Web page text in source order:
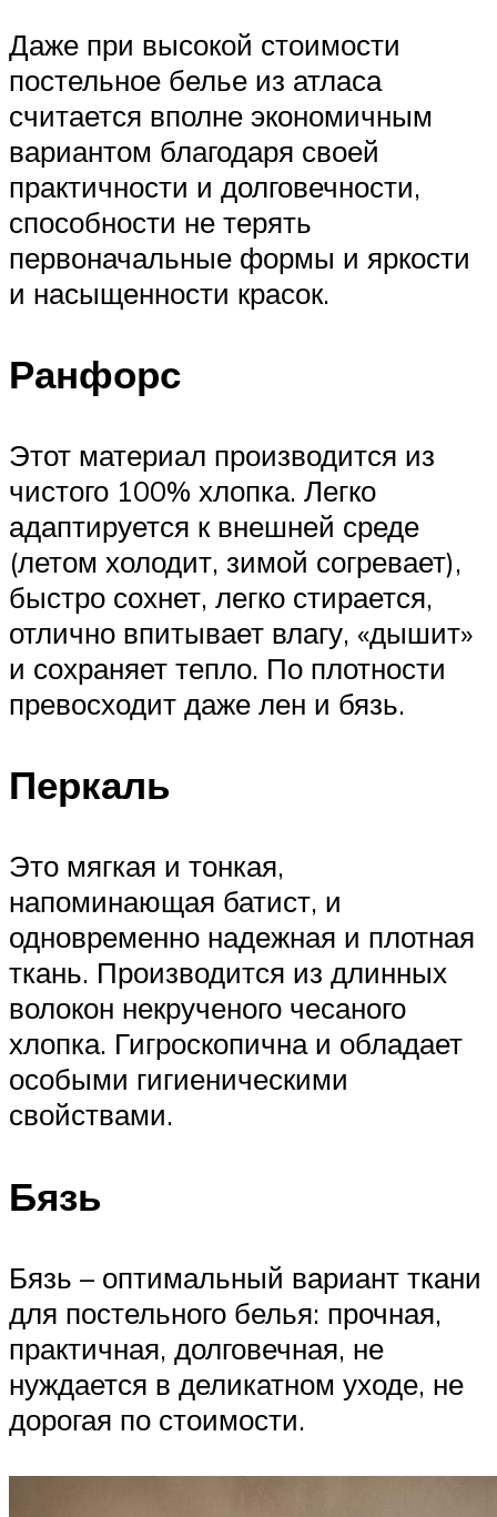
Даже при высокой стоимости
постельное белье из атласа
считается вполне экономичным
вариантом благодаря своей
практичности и долговечности,
способности не терять
первоначальные формы и яркости
и насыщенности красок.
Ранфорс
Этот материал производится из
чистого 100% хлопка. Легко
адаптируется к внешней среде
(летом холодит, зимой согревает),
быстро сохнет, легко стирается,
отлично впитывает влагу, «дышит»
и сохраняет тепло. По плотности
превосходит даже лен и бязь.
Перкаль
Это мягкая и тонкая,
напоминающая батист, и
одновременно надежная и плотная
ткань. Производится из длинных
волокон некрученого чесаного
хлопка. Гигроскопична и обладает
особыми гигиеническими
свойствами.
Бязь
Бязь – оптимальный вариант ткани
для постельного белья: прочная,
практичная, долговечная, не
нуждается в деликатном уходе, не
дорогая по стоимости.